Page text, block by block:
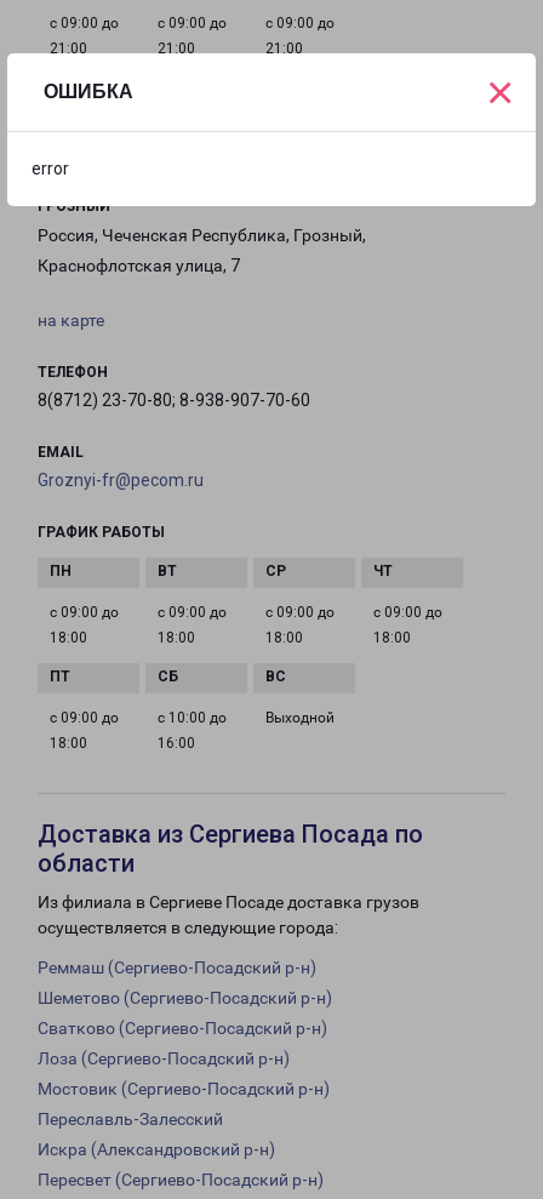
ОШИБКА
error
×
с 09:00 до
21:00
с 09:00 до
21:00
с 09:00 до
21:00
Филиалы в Грозном
ГРОЗНЫЙ
Россия, Чеченская Республика, Грозный,
Краснофлотская улица, 7
на карте
ТЕЛЕФОН
8(8712) 23-70-80; 8-938-907-70-60
EMAIL
Groznyi-fr@pecom.ru
ГРАФИК РАБОТЫ
с 09:00 до
18:00
с 09:00 до
18:00
с 09:00 до
18:00
с 09:00 до
18:00
с 09:00 до
18:00
с 10:00 до
16:00
Выходной
Доставка из Сергиева Посада по
области
Из филиала в Сергиеве Посаде доставка грузов
осуществляется в следующие города:
Реммаш (Сергиево-Посадский р-н)
Шеметово (Сергиево-Посадский р-н)
Сватково (Сергиево-Посадский р-н)
Лоза (Сергиево-Посадский р-н)
Мостовик (Сергиево-Посадский р-н)
Переславль-Залесский
Искра (Александровский р-н)
Пересвет (Сергиево-Посадский р-н)